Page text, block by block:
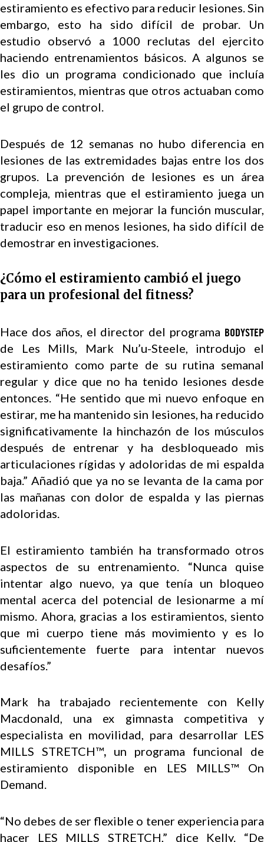
estiramiento es efectivo para reducir lesiones. Sin
embargo, esto ha sido difícil de probar. Un
estudio observó a 1000 reclutas del ejercito
haciendo entrenamientos básicos. A algunos se
les dio un programa condicionado que incluía
estiramientos, mientras que otros actuaban como
el grupo de control.
Después de 12 semanas no hubo diferencia en
lesiones de las extremidades bajas entre los dos
grupos. La prevención de lesiones es un área
compleja, mientras que el estiramiento juega un
papel importante en mejorar la función muscular,
traducir eso en menos lesiones, ha sido difícil de
demostrar en investigaciones.
¿Cómo el estiramiento cambió el juego
para un profesional del fitness?
Hace dos años, el director del programa BODYSTEP
de Les Mills, Mark Nu’u-Steele, introdujo el
estiramiento como parte de su rutina semanal
regular y dice que no ha tenido lesiones desde
entonces. “He sentido que mi nuevo enfoque en
estirar, me ha mantenido sin lesiones, ha reducido
significativamente la hinchazón de los músculos
después de entrenar y ha desbloqueado mis
articulaciones rígidas y adoloridas de mi espalda
baja.” Añadió que ya no se levanta de la cama por
las mañanas con dolor de espalda y las piernas
adoloridas.
El estiramiento también ha transformado otros
aspectos de su entrenamiento. “Nunca quise
intentar algo nuevo, ya que tenía un bloqueo
mental acerca del potencial de lesionarme a mí
mismo. Ahora, gracias a los estiramientos, siento
que mi cuerpo tiene más movimiento y es lo
suficientemente fuerte para intentar nuevos
desafíos.”
Mark ha trabajado recientemente con Kelly
Macdonald, una ex gimnasta competitiva y
especialista en movilidad, para desarrollar LES
MILLS STRETCH™, un programa funcional de
estiramiento disponible en LES MILLS™ On
Demand.
“No debes de ser flexible o tener experiencia para
hacer LES MILLS STRETCH,” dice Kelly. “De